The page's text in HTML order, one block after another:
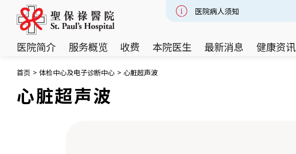
医院病人须知
医院简介 服务概览 收费 本院医生 最新消息 健康资讯
首页 > 体检中心及电子诊断中心 > 心脏超声波
心脏超声波